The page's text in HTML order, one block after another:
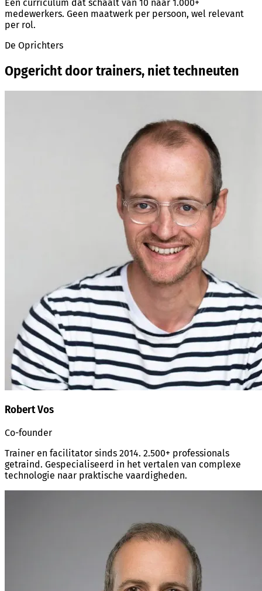
Eén curriculum dat schaalt van 10 naar 1.000+
medewerkers. Geen maatwerk per persoon, wel relevant
per rol.
De Oprichters
Opgericht door trainers, niet techneuten
Robert Vos
Co-founder
Trainer en facilitator sinds 2014. 2.500+ professionals
getraind. Gespecialiseerd in het vertalen van complexe
technologie naar praktische vaardigheden.